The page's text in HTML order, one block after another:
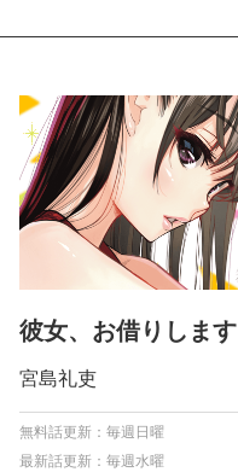
彼女、お借りします
宮島礼吏
無料話更新：毎週日曜
最新話更新：毎週水曜